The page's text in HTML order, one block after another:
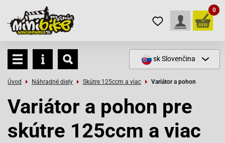
0
skSlovenčina
Úvod Náhradné diely Skútre 125ccm a viac Variátor a pohon
Variátor a pohon pre
skútre 125ccm a viac